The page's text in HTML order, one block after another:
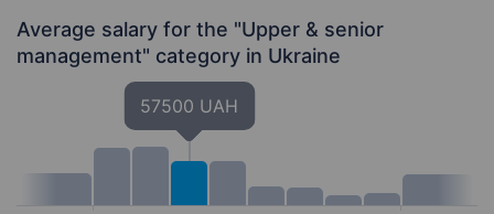
Average salary for the "Upper & senior
management" category in Ukraine
57500 UAH